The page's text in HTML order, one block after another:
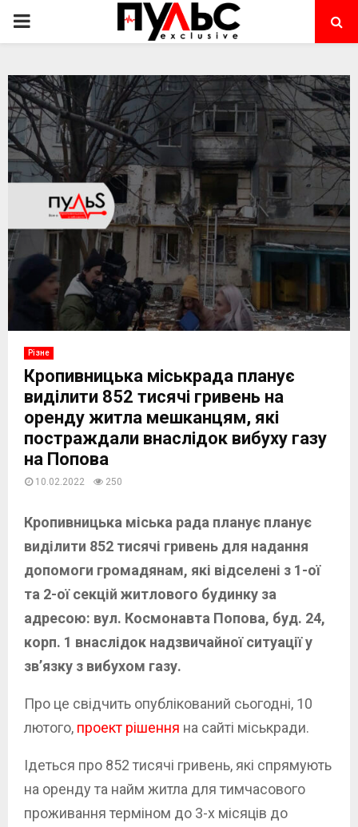
PRIMARY
Різне
Кропивницька міськрада планує
виділити 852 тисячі гривень на
оренду житла мешканцям, які
постраждали внаслідок вибуху газу
на Попова
10.02.2022 250
Кропивницька міська рада планує планує
виділити 852 тисячі гривень для надання
допомоги громадянам, які відселені з 1-ої
та 2-ої секцій житлового будинку за
адресою: вул. Космонавта Попова, буд. 24,
корп. 1 внаслідок надзвичайної ситуації у
зв’язку з вибухом газу.
Про це свідчить опублікований сьогодні, 10
лютого, проект рішення на сайті міськради.
Ідеться про 852 тисячі гривень, які спрямують
на оренду та найм житла для тимчасового
проживання терміном до 3-х місяців до